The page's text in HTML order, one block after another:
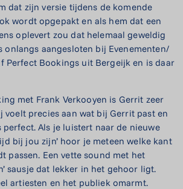
dat zijn versie tijdens de komende
wordt opgepakt en als hem dat een
oplevert zou dat helemaal geweldig
onlangs aangesloten bij Evenementen/
Perfect Bookings uit Bergeijk en is daar
met Frank Verkooyen is Gerrit zeer
voelt precies aan wat bij Gerrit past en
Als je luistert naar de nieuwe
bij jou zijn’ hoor je meteen welke kant
passen. Een vette sound met het
sausje dat lekker in het gehoor ligt.
artiesten en het publiek omarmt.